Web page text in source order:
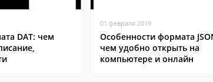
DAT: чем
01 февраля 2019
Особенности формата
чем удобно открыть на
компьютере и онлайн